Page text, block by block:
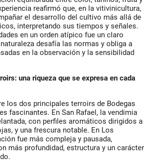
reafirmó que, en la vitivinicultura,
el desarrollo del cultivo más allá de
interpretando sus tiempos y señales.
en un orden atípico fue un claro
desafía las normas y obliga a
en la observación y la sensibilidad
una riqueza que se expresa en cada
los dos principales terroirs de Bodegas
fascinantes. En San Rafael, la vendimia
con perfiles aromáticos dirigidos a
y una frescura notable. En Los
fue más compleja y pausada,
más profundidad, estructura y un carácter